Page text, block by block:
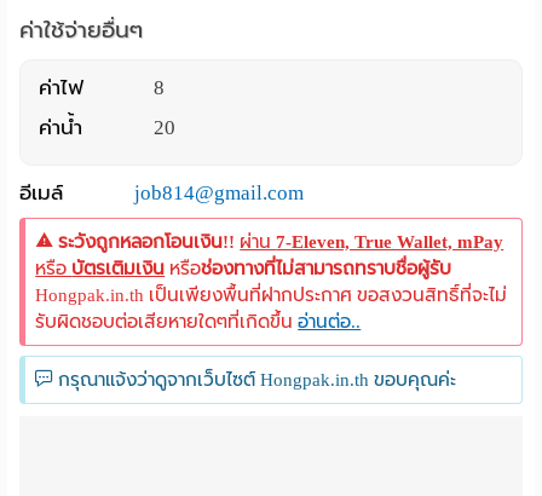
ค่าใช้จ่ายอื่นๆ
ค่าไฟ
8
ค่าน้ำ
20
อีเมล์ job814@gmail.com
ระวังถูกหลอกโอนเงิน!! ผ่าน7-Eleven, True Wallet, mPay
หรือ บัตรเติมเงิน หรือช่องทางที่ไม่สามารถทราบชื่อผู้รับ
Hongpak.in.th เป็นเพียงพื้นที่ฝากประกาศ ขอสงวนสิทธิ์ที่จะไม่
รับผิดชอบต่อเสียหายใดๆที่เกิดขึ้นอ่านต่อ..
กรุณาแจ้งว่าดูจากเว็บไซต์ Hongpak.in.th ขอบคุณค่ะ